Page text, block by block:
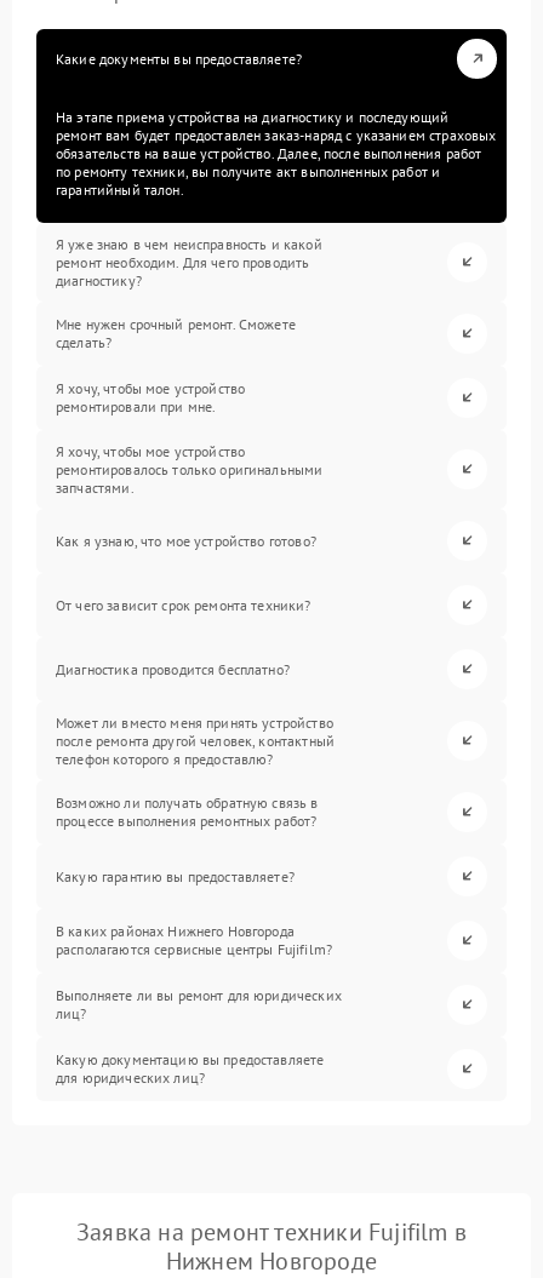
Какие документы вы предоставляете?
На этапе приема устройства на диагностику и последующий
ремонт вам будет предоставлен заказ-наряд с указанием страховых
обязательств на ваше устройство. Далее, после выполнения работ
по ремонту техники, вы получите акт выполненных работ и
гарантийный талон.
Я уже знаю в чем неисправность и какой
ремонт необходим. Для чего проводить
диагностику?
Мне нужен срочный ремонт. Сможете
сделать?
Я хочу, чтобы мое устройство
ремонтировали при мне.
Я хочу, чтобы мое устройство
ремонтировалось только оригинальными
запчастями.
Как я узнаю, что мое устройство готово?
От чего зависит срок ремонта техники?
Диагностика проводится бесплатно?
Может ли вместо меня принять устройство
после ремонта другой человек, контактный
телефон которого я предоставлю?
Возможно ли получать обратную связь в
процессе выполнения ремонтных работ?
Какую гарантию вы предоставляете?
В каких районах Нижнего Новгорода
располагаются сервисные центры Fujifilm?
Выполняете ли вы ремонт для юридических
лиц?
Какую документацию вы предоставляете
для юридических лиц?
Заявка на ремонт техники Fujifilm в
Нижнем Новгороде